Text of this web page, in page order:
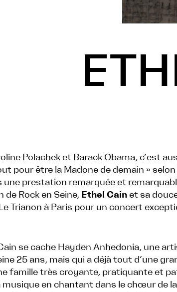
Polachek et Barack Obama, c’est
pour être la Madone de demain »
une prestation remarquée et
de Rock en Seine, Ethel Cainet sa
Trianon à Paris pour un concert
se cache Hayden Anhedonia, une
25 ans, mais qui a déjà tout d’une
famille très croyante, pratiquante et
musique en chantant dans le chœur de